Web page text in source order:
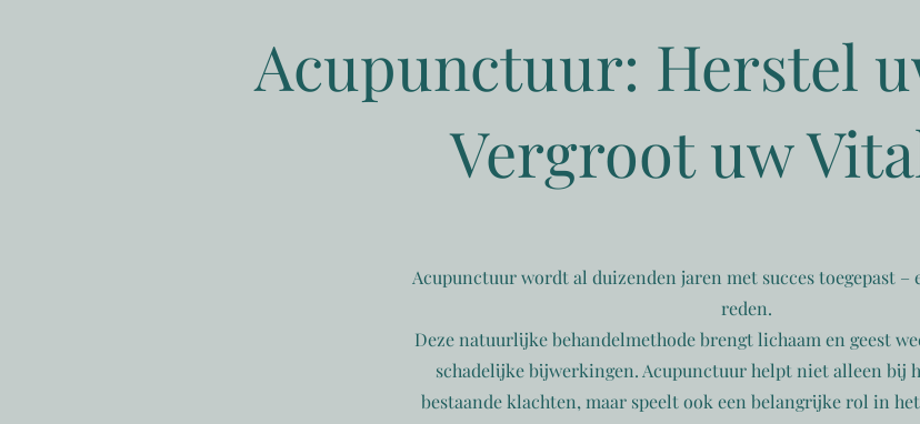
Acupunctuur: Herstel
Vergroot uw
Acupunctuur wordt al duizenden jaren met succes toegepast
reden.
Deze natuurlijke behandelmethode brengt lichaam en geest
schadelijke bijwerkingen. Acupunctuur helpt niet alleen bij
bestaande klachten, maar speelt ook een belangrijke rol in